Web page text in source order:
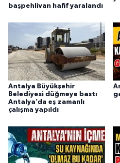
başpehlivan hafif yaralandı
Antalya Büyükşehir
Belediyesi düğmeye bastı
Antalya’da eş zamanlı
çalışma yapıldı